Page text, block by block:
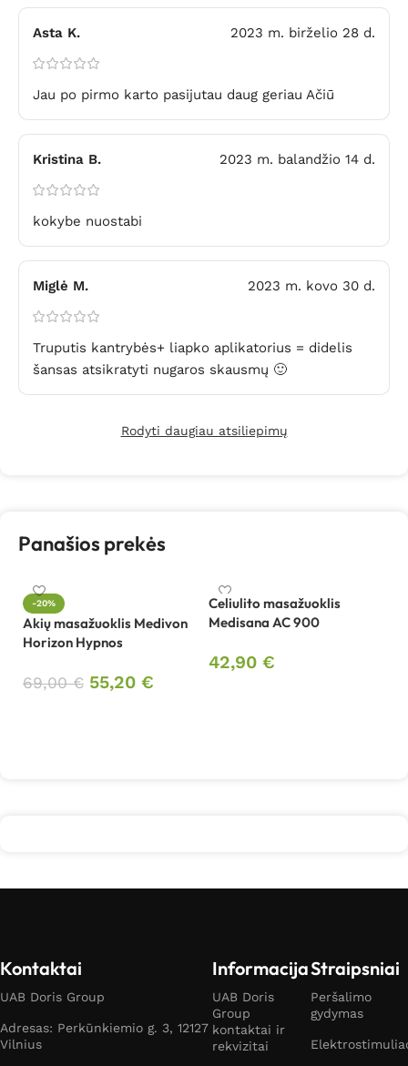
Asta K. 2023 m. birželio 28 d.
Jau po pirmo karto pasijutau daug geriau Ačiū
Kristina B. 2023 m. balandžio 14 d.
kokybe nuostabi
Miglė M. 2023 m. kovo 30 d.
Truputis kantrybės+ liapko aplikatorius = didelis
šansas atsikratyti nugaros skausmų 🙂
Rodyti daugiau atsiliepimų
Panašios prekės
-20%
Akių masažuoklis Medivon
Horizon Hypnos
69,00€ 55,20 €
Celiulito masažuoklis
Medisana AC 900
42,90 €
Kontaktai
UAB Doris Group
Adresas: Perkūnkiemio g. 3, 12127
Vilnius
Informacija
UAB Doris
Group
kontaktai ir
rekvizitai
Straipsniai
Peršalimo
gydymas